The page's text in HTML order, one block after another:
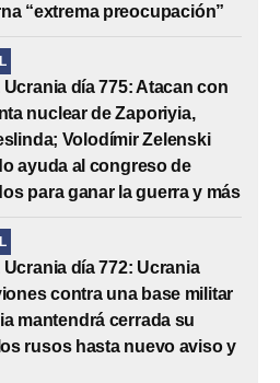
“extrema preocupación”
día 775: Atacan con
nuclear de Zaporiyia,
Volodímir Zelenski
ayuda al congreso de
para ganar la guerra y más
día 772: Ucrania
contra una base militar
mantendrá cerrada su
rusos hasta nuevo aviso y